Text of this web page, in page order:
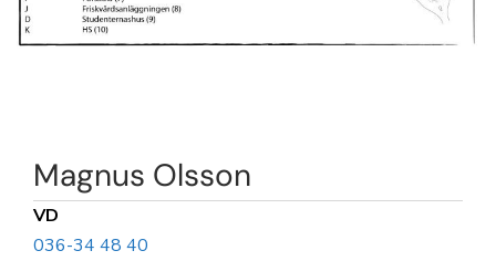
Magnus Olsson
VD
036-34 48 40